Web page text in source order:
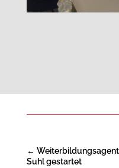
←
Suhl gestartet